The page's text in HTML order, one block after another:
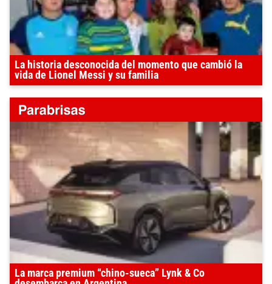
La historia desconocida del momento que cambió la
vida de Lionel Messi y su familia
La marca premium “chino-sueca” Lynk & Co